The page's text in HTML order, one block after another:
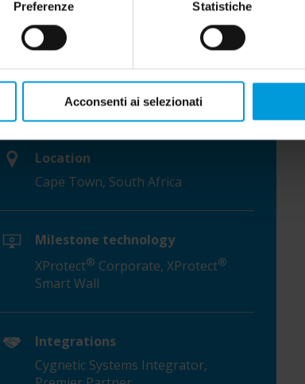
Preferenze Statistiche
Acconsenti ai selezionati
Location
Cape Town, South Africa
Milestone technology
XProtect® Corporate, XProtect®
Smart Wall
Integrations
Cygnetic Systems Integrator,